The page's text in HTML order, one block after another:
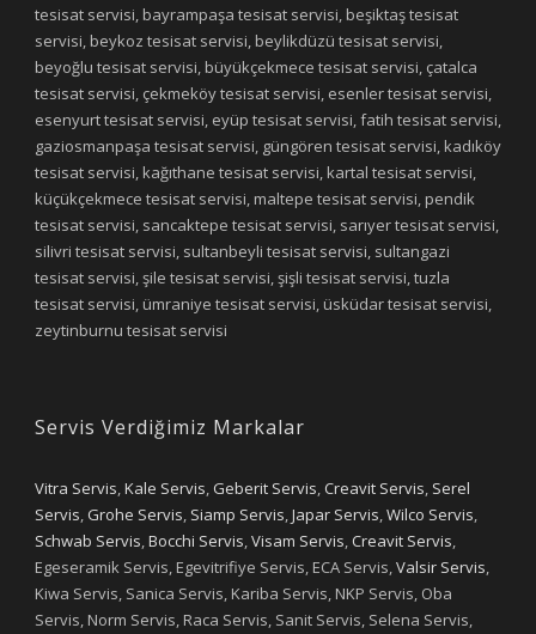
tesisat servisi, bayrampaşa tesisat servisi, beşiktaş tesisat
servisi, beykoz tesisat servisi, beylikdüzü tesisat servisi,
beyoğlu tesisat servisi, büyükçekmece tesisat servisi, çatalca
tesisat servisi, çekmeköy tesisat servisi, esenler tesisat servisi,
esenyurt tesisat servisi, eyüp tesisat servisi, fatih tesisat servisi,
gaziosmanpaşa tesisat servisi, güngören tesisat servisi, kadıköy
tesisat servisi, kağıthane tesisat servisi, kartal tesisat servisi,
küçükçekmece tesisat servisi, maltepe tesisat servisi, pendik
tesisat servisi, sancaktepe tesisat servisi, sarıyer tesisat servisi,
silivri tesisat servisi, sultanbeyli tesisat servisi, sultangazi
tesisat servisi, şile tesisat servisi, şişli tesisat servisi, tuzla
tesisat servisi, ümraniye tesisat servisi, üsküdar tesisat servisi,
zeytinburnu tesisat servisi
Servis Verdiğimiz Markalar
Vitra Servis Kale Servis Geberit Servis Creavit Servis Serel
Servis Grohe Servis Siamp Servis Japar Servis Wilco Servis
Schwab Servis Bocchi Servis Visam Servis Creavit Servis
Egeseramik Servis, Egevitrifiye Servis, ECA Servis, Valsir Servis
Kiwa Servis, Sanica Servis, Kariba Servis, NKP Servis, Oba
Servis, Norm Servis, Raca Servis, Sanit Servis, Selena Servis,